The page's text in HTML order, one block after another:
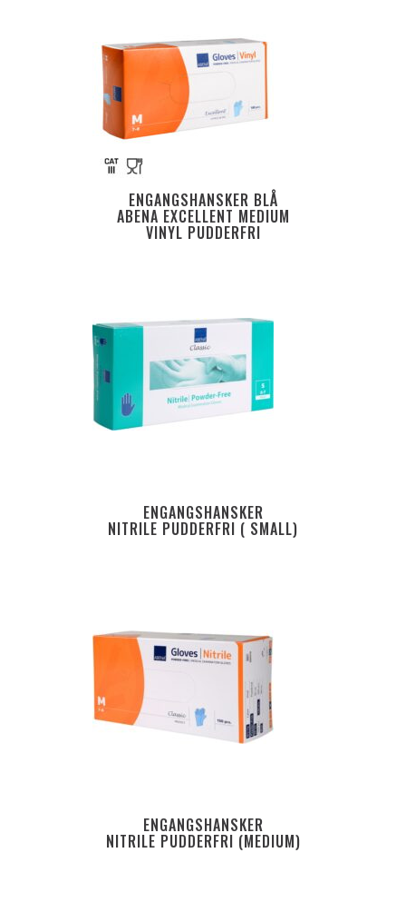
ENGANGSHANSKER BLÅ
ABENA EXCELLENT MEDIUM
VINYL PUDDERFRI
ENGANGSHANSKER
NITRILE PUDDERFRI ( SMALL)
ENGANGSHANSKER
NITRILE PUDDERFRI (MEDIUM)